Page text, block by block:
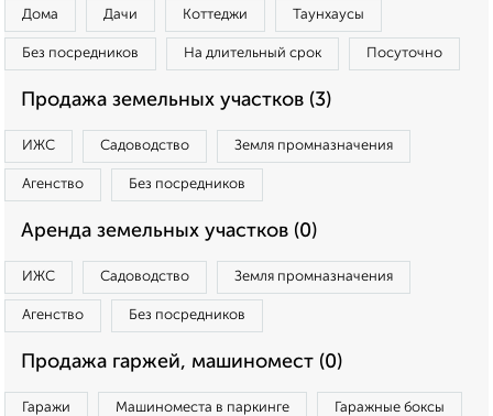
Дома Дачи Коттеджи Таунхаусы
Без посредников На длительный срок Посуточно
Продажа земельных участков (3)
ИЖС Садоводство Земля промназначения
Агенство Без посредников
Аренда земельных участков (0)
ИЖС Садоводство Земля промназначения
Агенство Без посредников
Продажа гаржей, машиномест (0)
Гаражи Машиноместа в паркинге Гаражные боксы